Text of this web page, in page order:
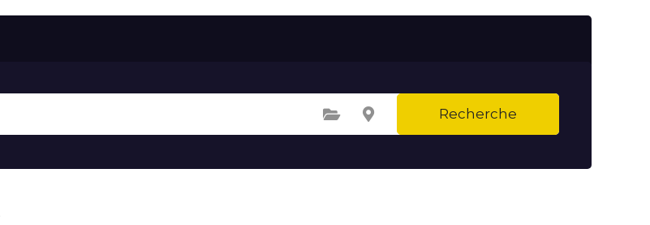
Sélectionnez une catégorie Sélectionnez le lieu Recherche